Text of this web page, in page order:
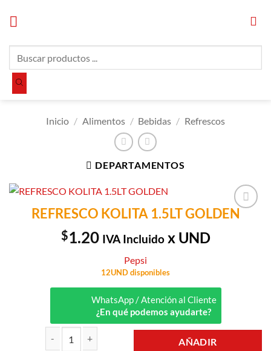
productos
Inicio / Alimentos / Bebidas / Refrescos
DEPARTAMENTOS
Añadir a
REFRESCO KOLITA 1.5LT GOLDEN
$1.20 IVA Incluidox UND
Pepsi
12UND disponibles
WhatsApp / Atención al Cliente
¿En qué podemos ayudarte?
AÑADIR